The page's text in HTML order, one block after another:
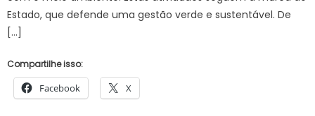
Estado, que defende uma gestão verde e sustentável. De
[…]
Compartilhe isso:
Facebook X